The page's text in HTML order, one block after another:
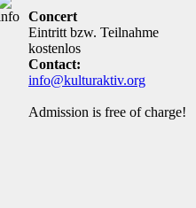
Concert
Eintritt bzw. Teilnahme
kostenlos
Contact:
info@kulturaktiv.org
Admission is free of charge!